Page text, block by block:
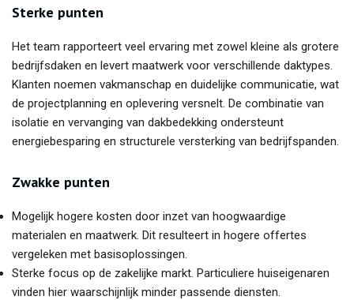
Sterke punten
Het team rapporteert veel ervaring met zowel kleine als grotere
bedrijfsdaken en levert maatwerk voor verschillende daktypes.
Klanten noemen vakmanschap en duidelijke communicatie, wat
de projectplanning en oplevering versnelt. De combinatie van
isolatie en vervanging van dakbedekking ondersteunt
energiebesparing en structurele versterking van bedrijfspanden.
Zwakke punten
Mogelijk hogere kosten door inzet van hoogwaardige
materialen en maatwerk. Dit resulteert in hogere offertes
vergeleken met basisoplossingen.
Sterke focus op de zakelijke markt. Particuliere huiseigenaren
vinden hier waarschijnlijk minder passende diensten.